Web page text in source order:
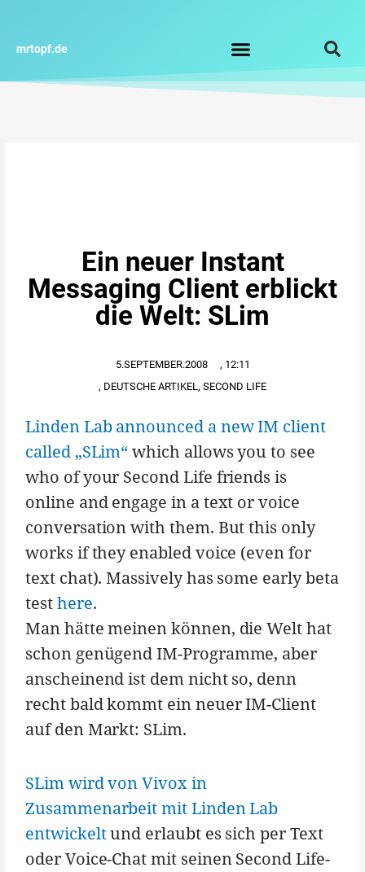
springen
mrtopf.de
Ein neuer Instant
Messaging Client erblickt
die Welt: SLim
5.SEPTEMBER.2008 , 12:11
, DEUTSCHE ARTIKEL, SECOND LIFE
Linden Lab announced a new IM client
called „SLim“which allows you to see
who of your Second Life friends is
online and engage in a text or voice
conversation with them. But this only
works if they enabled voice (even for
text chat). Massively has some early beta
testhere.
Man hätte meinen können, die Welt hat
schon genügend IM-Programme, aber
anscheinend ist dem nicht so, denn
recht bald kommt ein neuer IM-Client
auf den Markt: SLim.
SLim wird von Vivox in
Zusammenarbeit mit Linden Lab
entwickeltund erlaubt es sich per Text
oder Voice-Chat mit seinen Second Life-